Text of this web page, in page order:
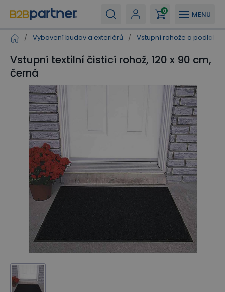
MENU
0
/ Vybavení budov a exteriérů / Vstupní rohože a
Vstupní textilní čisticí rohož, 120 x 90 cm,
černá